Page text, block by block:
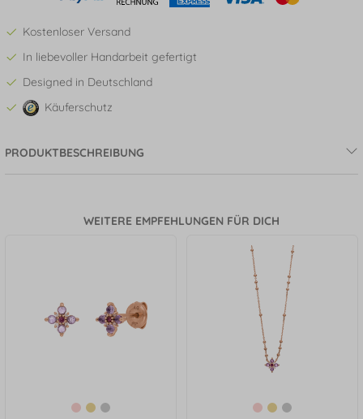
Kostenloser Versand
In liebevoller Handarbeit gefertigt
Designed in Deutschland
Käuferschutz
PRODUKTBESCHREIBUNG
WEITERE EMPFEHLUNGEN FÜR DICH